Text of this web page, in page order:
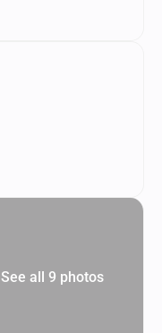
See all 9 photos